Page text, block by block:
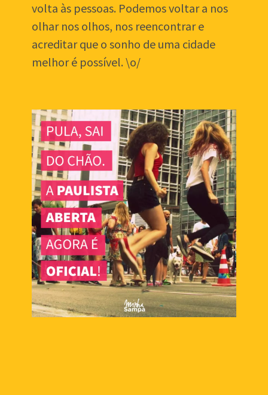
volta às pessoas. Podemos voltar a nos
olhar nos olhos, nos reencontrar e
acreditar que o sonho de uma cidade
melhor é possível. \o/